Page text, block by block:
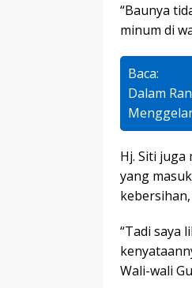
“Baunya
minum di
Baca:
Dalam
Hj. Siti
yang
“Tadi saya
Wali-wali